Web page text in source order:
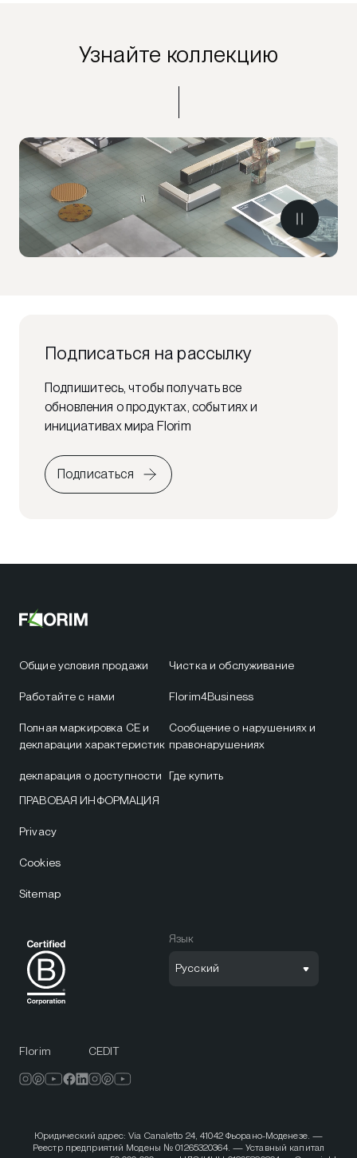
Узнайте коллекцию
Подписаться на рассылку
Подпишитесь, чтобы получать все
обновления о продуктах, событиях и
инициативах мира Florim
Подписаться
Общие условия продажи
Работайте с нами
Полная маркировка CE и
декларации характеристик
декларация о доступности
Чистка и обслуживание
Florim4Business
Сообщение о нарушениях и
правонарушениях
Где купить
ПРАВОВАЯ ИНФОРМАЦИЯ
Privacy
Cookies
Sitemap
Язык
Русский
Florim CEDIT
Юридический адрес: Via Canaletto 24, 41042 Фьорано-Моденезе. —
Реестр предприятий Модены № 01265320364. — Уставный капитал